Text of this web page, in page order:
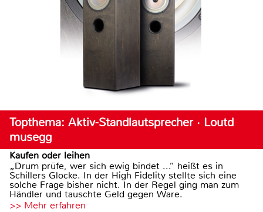
Topthema: Aktiv-Standlautsprecher · Loutd
musegg
Kaufen oder leihen
„Drum prüfe, wer sich ewig bindet ...“ heißt es in
Schillers Glocke. In der High Fidelity stellte sich eine
solche Frage bisher nicht. In der Regel ging man zum
Händler und tauschte Geld gegen Ware.
>> Mehr erfahren